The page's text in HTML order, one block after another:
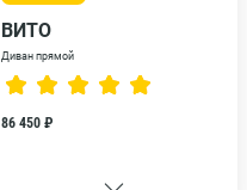
ВИТО
Диван прямой
86 450 ₽